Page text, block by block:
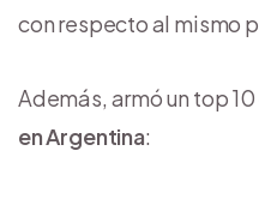
con respecto al mismo
Además, armó un top
en Argentina: